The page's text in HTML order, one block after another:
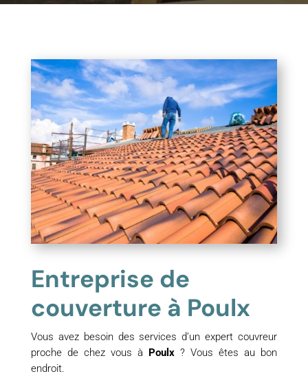
Entreprise de
couverture à Poulx
Vous avez besoin des services d’un expert couvreur
proche de chez vous à
Poulx ? Vous êtes au bon
endroit.